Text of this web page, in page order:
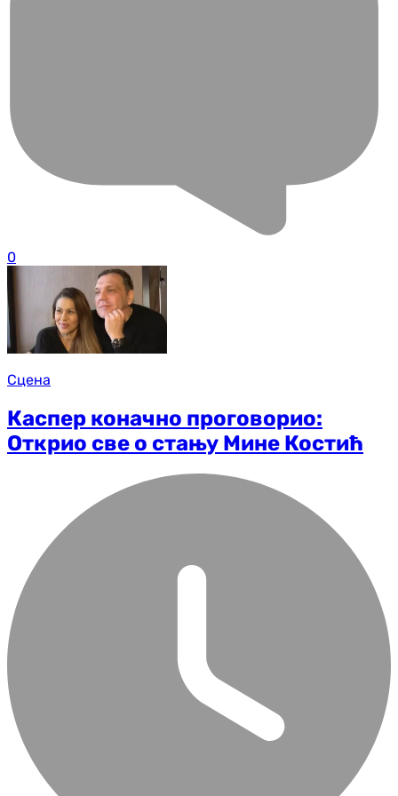
0
Сцена
Каспер коначно проговорио:
Открио све о стању Мине Костић